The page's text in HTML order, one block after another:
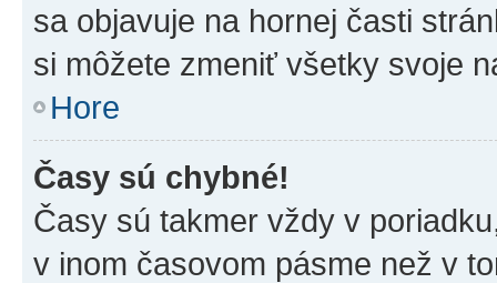
sa objavuje na hornej časti
si môžete zmeniť všetky svoje
Hore
Časy sú chybné!
Časy sú takmer vždy v
v inom časovom pásme než v